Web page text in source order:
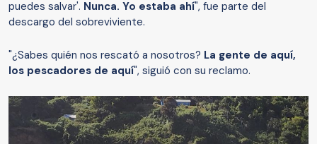
puedes salvar'. Nunca. Yo estaba ahí", fue parte del
descargo del sobreviviente.
"¿Sabes quién nos rescató a nosotros? La gente de aquí,
los pescadores de aquí", siguió con su reclamo.